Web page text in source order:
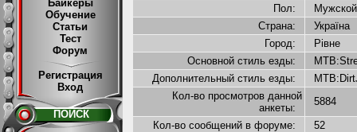
Байкеры
Обучение
Статьи
Тест
Форум
Регистрация
Вход
ПОИСК
Пол:
Страна:
Україна
Город:
Рівне
Основной стиль езды:
Дополнительный стиль езды:
Кол-во просмотров данной
анкеты:
5884
Кол-во сообщений в форуме:
52